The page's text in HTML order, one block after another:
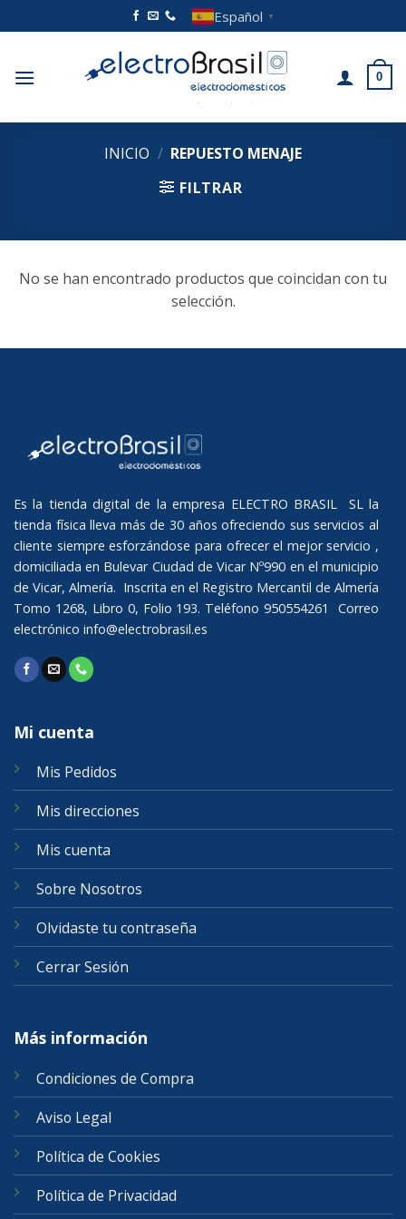
al
Español ▼
0
INICIO / REPUESTO MENAJE
FILTRAR
No se han encontrado productos que coincidan con tu
selección.
Es la tienda digital de la empresa ELECTRO BRASIL SL la
tienda física lleva más de 30 años ofreciendo sus servicios al
cliente siempre esforzándose para ofrecer el mejor servicio ,
domiciliada en Bulevar Ciudad de Vicar Nº990 en el municipio
de Vicar, Almería. Inscrita en el Registro Mercantil de Almería
Tomo 1268, Libro 0, Folio 193. Teléfono 950554261 Correo
electrónico info@electrobrasil.es
Mi cuenta
Mis Pedidos
Mis direcciones
Mis cuenta
Sobre Nosotros
Olvidaste tu contraseña
Cerrar Sesión
Más información
Condiciones de Compra
Aviso Legal
Política de Cookies
Política de Privacidad